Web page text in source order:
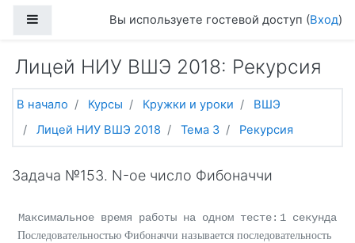
Боковая панельВы используете гостевой доступ (Вход)
Лицей НИУ ВШЭ 2018: Рекурсия
В начало Курсы Кружки и уроки
ВШЭ
Лицей НИУ ВШЭ 2018
Тема 3 Рекурсия
Задача №153. N-ое число Фибоначчи
Максимальное время работы на одном тесте: 1 секунда
Последовательностью Фибоначчи называется последовательность